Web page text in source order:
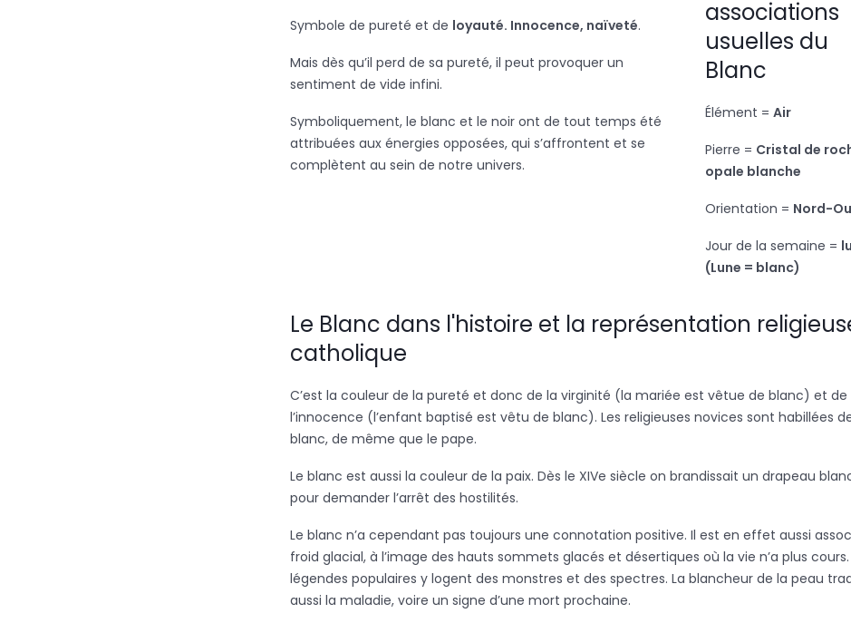
Symbole de pureté et de loyauté. Innocence, naïveté.
Mais dès qu’il perd de sa pureté, il peut provoquer un
sentiment de vide infini.
Symboliquement, le blanc et le noir ont de tout temps été
attribuées aux énergies opposées, qui s’affrontent et se
complètent au sein de notre univers.
associations
usuelles du
Blanc
Élément = Air
Pierre = Cristal de
opale blanche
Orientation = Nord-
Jour de la semaine =
(Lune = blanc)
Le Blanc dans l'histoire et la représentation
catholique
C’est la couleur de la pureté et donc de la virginité (la mariée est vêtue de blanc) et de
l’innocence (l’enfant baptisé est vêtu de blanc). Les religieuses novices sont habillées
blanc, de même que le pape.
Le blanc est aussi la couleur de la paix. Dès le XIVe siècle on brandissait un drapeau
pour demander l’arrêt des hostilités.
Le blanc n’a cependant pas toujours une connotation positive. Il est en effet aussi
froid glacial, à l’image des hauts sommets glacés et désertiques où la vie n’a plus cours.
légendes populaires y logent des monstres et des spectres. La blancheur de la peau
aussi la maladie, voire un signe d’une mort prochaine.